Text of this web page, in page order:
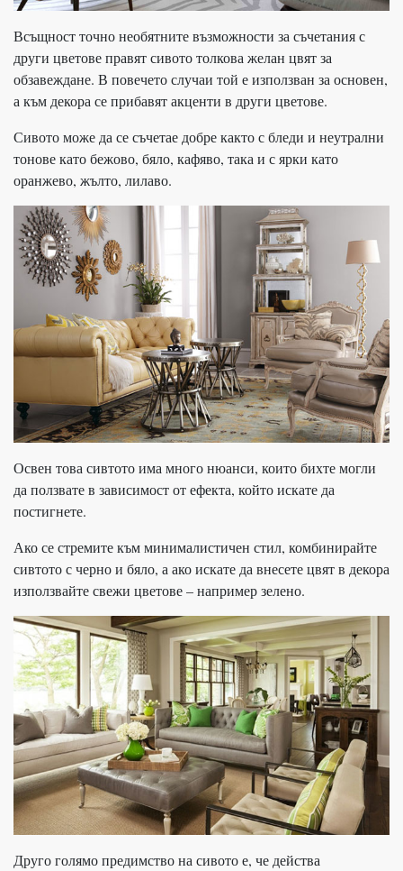
Всъщност точно необятните възможности за съчетания с
други цветове правят сивото толкова желан цвят за
обзавеждане. В повечето случаи той е използван за основен,
а към декора се прибавят акценти в други цветове.
Сивото може да се съчетае добре както с бледи и неутрални
тонове като бежово, бяло, кафяво, така и с ярки като
оранжево, жълто, лилаво.
Освен това сивтото има много нюанси, които бихте могли
да ползвате в зависимост от ефекта, който искате да
постигнете.
Ако се стремите към минималистичен стил, комбинирайте
сивтото с черно и бяло, а ако искате да внесете цвят в декора
използвайте свежи цветове – например зелено.
Друго голямо предимство на сивото е, че действа